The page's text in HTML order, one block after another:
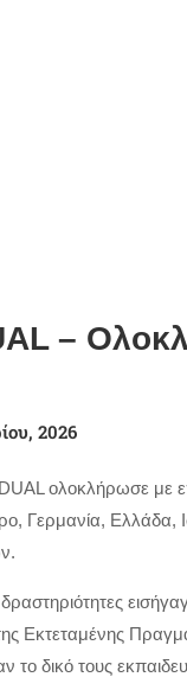
–
2026
ολοκλήρωσε με
Γερμανία, Ελλάδα,
δραστηριότητες
Εκτεταμένης
το δικό τους